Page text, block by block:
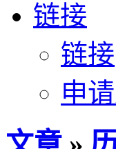
链接
链接
申